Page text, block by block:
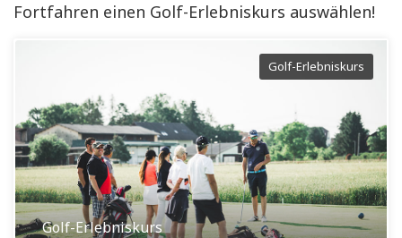
Fortfahren einen Golf-Erlebniskurs auswählen!
Golf-Erlebniskurs
Golf-Erlebniskurs